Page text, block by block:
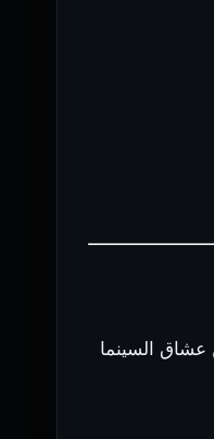
عشاق السينما